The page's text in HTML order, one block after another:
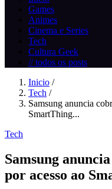
Games
Animes
Cinema e Series
Tech
Cultura Geek
// todos os posts
Inicio /
Tech /
Samsung anuncia
SmartThing...
Tech
Samsung
por acesso ao